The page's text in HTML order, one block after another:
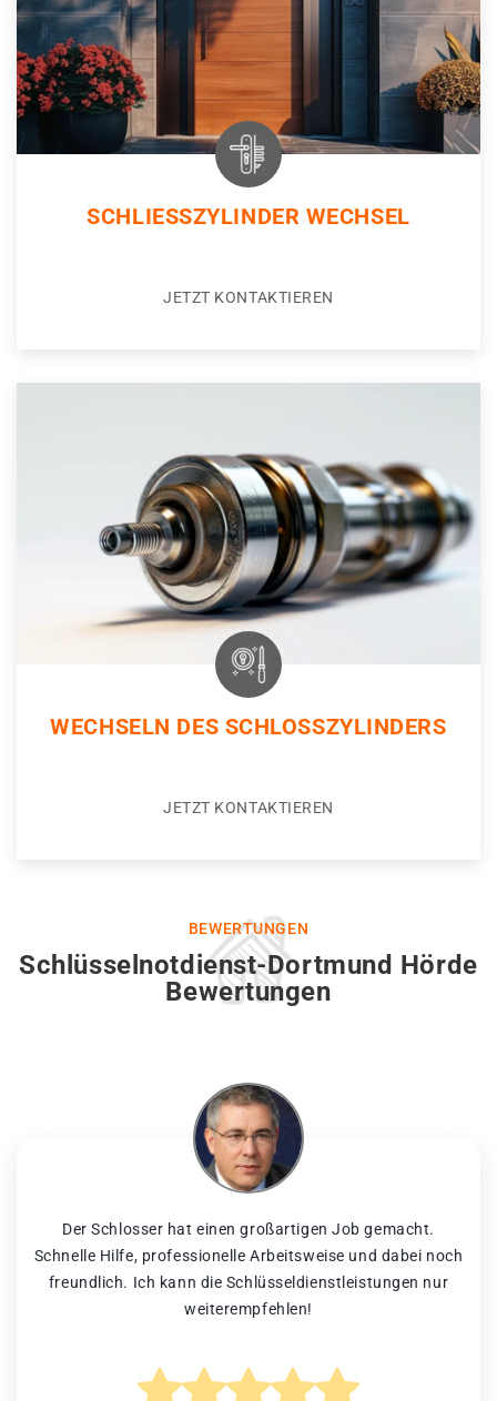
SCHLIESSZYLINDER WECHSEL
JETZT KONTAKTIEREN
WECHSELN DES SCHLOSSZYLINDERS
JETZT KONTAKTIEREN
BEWERTUNGEN
Schlüsselnotdienst-Dortmund Hörde
Bewertungen
Der Schlosser hat einen großartigen Job gemacht.
Schnelle Hilfe, professionelle Arbeitsweise und dabei noch
freundlich. Ich kann die Schlüsseldienstleistungen nur
weiterempfehlen!